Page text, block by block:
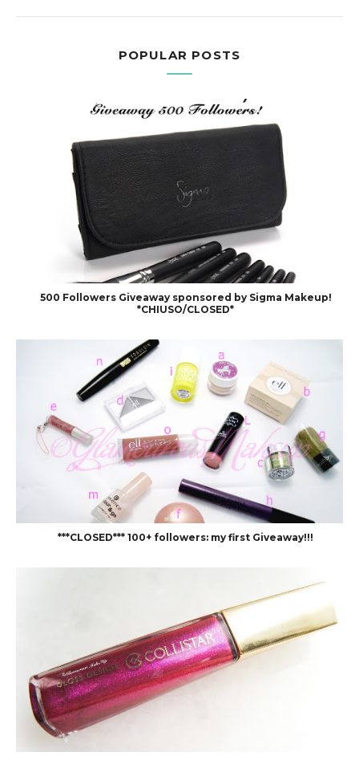
POPULAR POSTS
500 Followers Giveaway sponsored by Sigma Makeup!
*CHIUSO/CLOSED*
***CLOSED*** 100+ followers: my first Giveaway!!!